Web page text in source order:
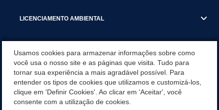
LICENCIAMENTO AMBIENTAL
SERVIÇOS
SERVIÇOS DO DEPARTAMENTO DE RECEITA MUNICIPAL
Usamos cookies para armazenar informações sobre como
você usa o nosso site e as páginas que visita. Tudo para
tornar sua experiência a mais agradável possível. Para
entender os tipos de cookies que utilizamos e customizá-los,
clique em 'Definir Cookies'. Ao clicar em 'Aceitar', você
consente com a utilização de cookies.